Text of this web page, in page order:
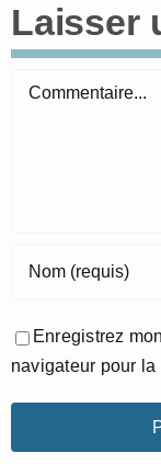
Laisser
Commentaire
Enregistrez
navigateur pour